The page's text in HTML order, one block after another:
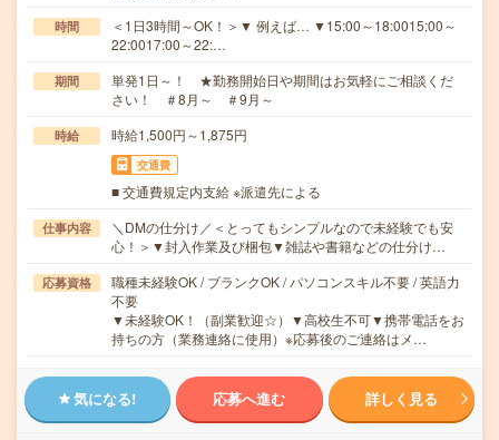
時間
＜1日3時間～OK！＞▼ 例えば… ▼15:00～18:0015:00～
22:0017:00～22:…
期間
単発1日～！ ★勤務開始日や期間はお気軽にご相談くだ
さい！ ＃8月～ ＃9月～
時給 時給1,500円～1,875円
交通費
■ 交通費規定内支給 ※派遣先による
仕事内容
＼DMの仕分け／＜とってもシンプルなので未経験でも安
心！＞▼封入作業及び梱包▼雑誌や書籍などの仕分け…
応募資格
職種未経験OK / ブランクOK / パソコンスキル不要 / 英語力
不要
▼未経験OK！（副業歓迎☆）▼高校生不可▼携帯電話をお
持ちの方（業務連絡に使用）※応募後のご連絡はメ…
気になる! 応募へ進む 詳しく見る